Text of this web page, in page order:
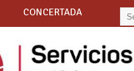
CONCERTADA